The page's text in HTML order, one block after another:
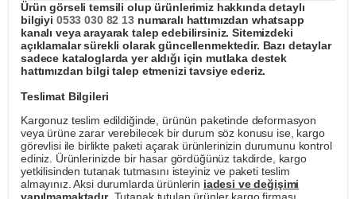
Ürün görseli temsili olup ürünlerimiz hakkında detaylı
bilgiyi 0533 030 82 13numaralı hattımızdan whatsapp
kanalı veya arayarak talep edebilirsiniz. Sitemizdeki
açıklamalar sürekli olarak güncellenmektedir. Bazı detaylar
sadece kataloglarda yer aldığı için mutlaka destek
hattımızdan bilgi talep etmenizi tavsiye ederiz.
Teslimat Bilgileri
Kargonuz teslim edildiğinde, ürünün paketinde deformasyon
veya ürüne zarar verebilecek bir durum söz konusu ise, kargo
görevlisi ile birlikte paketi açarak ürünlerinizin durumunu kontrol
ediniz. Ürünlerinizde bir hasar gördüğünüz takdirde, kargo
yetkilisinden tutanak tutmasını isteyiniz ve paketi teslim
almayınız. Aksi durumlarda ürünlerin iadesi ve değişimi